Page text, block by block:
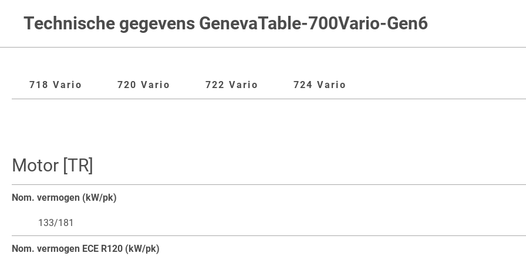
Technische gegevens GenevaTable-700Vario-Gen6
718 Vario 720 Vario 722 Vario 724 Vario
Motor [TR]
Nom. vermogen (kW/pk)
133/181
Nom. vermogen ECE R120 (kW/pk)